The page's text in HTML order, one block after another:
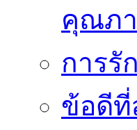
คุณภ
การรั
ข้อดีที่